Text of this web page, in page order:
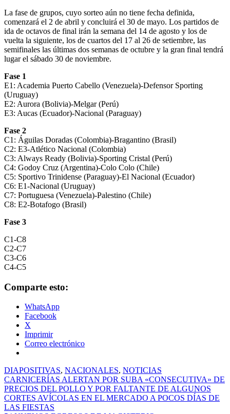
La fase de grupos, cuyo sorteo aún no tiene fecha definida,
comenzará el 2 de abril y concluirá el 30 de mayo. Los partidos de
ida de octavos de final irán la semana del 14 de agosto y los de
vuelta la siguiente, los de cuartos del 17 al 26 de setiembre, las
semifinales las últimas dos semanas de octubre y la gran final tendrá
lugar el sábado 30 de noviembre.
Fase 1
E1: Academia Puerto Cabello (Venezuela)-Defensor Sporting
(Uruguay)
E2: Aurora (Bolivia)-Melgar (Perú)
E3: Aucas (Ecuador)-Nacional (Paraguay)
Fase 2
C1: Águilas Doradas (Colombia)-Bragantino (Brasil)
C2: E3-Atlético Nacional (Colombia)
C3: Always Ready (Bolivia)-Sporting Cristal (Perú)
C4: Godoy Cruz (Argentina)-Colo Colo (Chile)
C5: Sportivo Trinidense (Paraguay)-El Nacional (Ecuador)
C6: E1-Nacional (Uruguay)
C7: Portuguesa (Venezuela)-Palestino (Chile)
C8: E2-Botafogo (Brasil)
Fase 3
C1-C8
C2-C7
C3-C6
C4-C5
Comparte esto:
WhatsApp
Facebook
X
Imprimir
Correo electrónico
DIAPOSITIVAS, NACIONALES, NOTICIAS
Navegación
de
entradas
CARNICERÍAS ALERTAN POR SUBA «CONSECUTIVA» DE
PRECIOS DEL POLLO Y POR FALTANTE DE ALGUNOS
CORTES AVÍCOLAS EN EL MERCADO A POCOS DÍAS DE
LAS FIESTAS